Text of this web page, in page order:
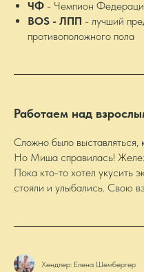
ЧФ - Чемпион
ВОS - ЛПП - лучший
противоположного пола
Работаем над
Сложно было выставляться,
Но Миша справилась!
Пока кто-то хотел укусить
стояли и улыбались. Свою
Хендлер: Елена Шембергер